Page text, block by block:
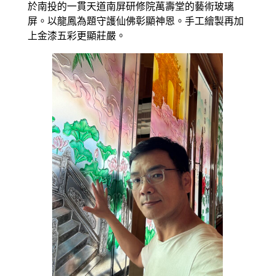
於南投的一貫天道南屏研修院萬壽堂的藝術玻璃
屏。以龍鳳為題守護仙佛彰顯神恩。手工繪製再加
上金漆五彩更顯莊嚴。